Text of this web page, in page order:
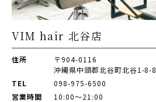
VIM hair 北谷店
住所
〒904-0116
沖縄県中頭郡北谷町北谷1-8-8
TEL
098-975-6500
営業時間
10:00〜21:00